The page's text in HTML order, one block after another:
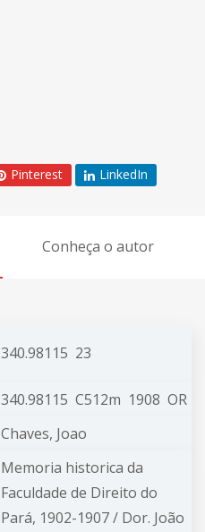
Pinterest LinkedIn
Conheça o autor
340.98115 23
340.98115 C512m 1908 OR
Chaves, Joao
Memoria historica da
Faculdade de Direito do
Pará, 1902-1907 / Dor. João